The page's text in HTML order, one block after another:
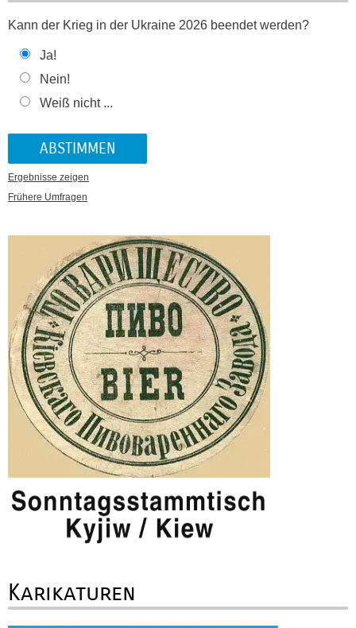
Kann der Krieg in der Ukraine 2026 beendet werden?
Ja!
Nein!
Weiß nicht ...
Ergebnisse zeigen
Frühere Umfragen
Karikaturen